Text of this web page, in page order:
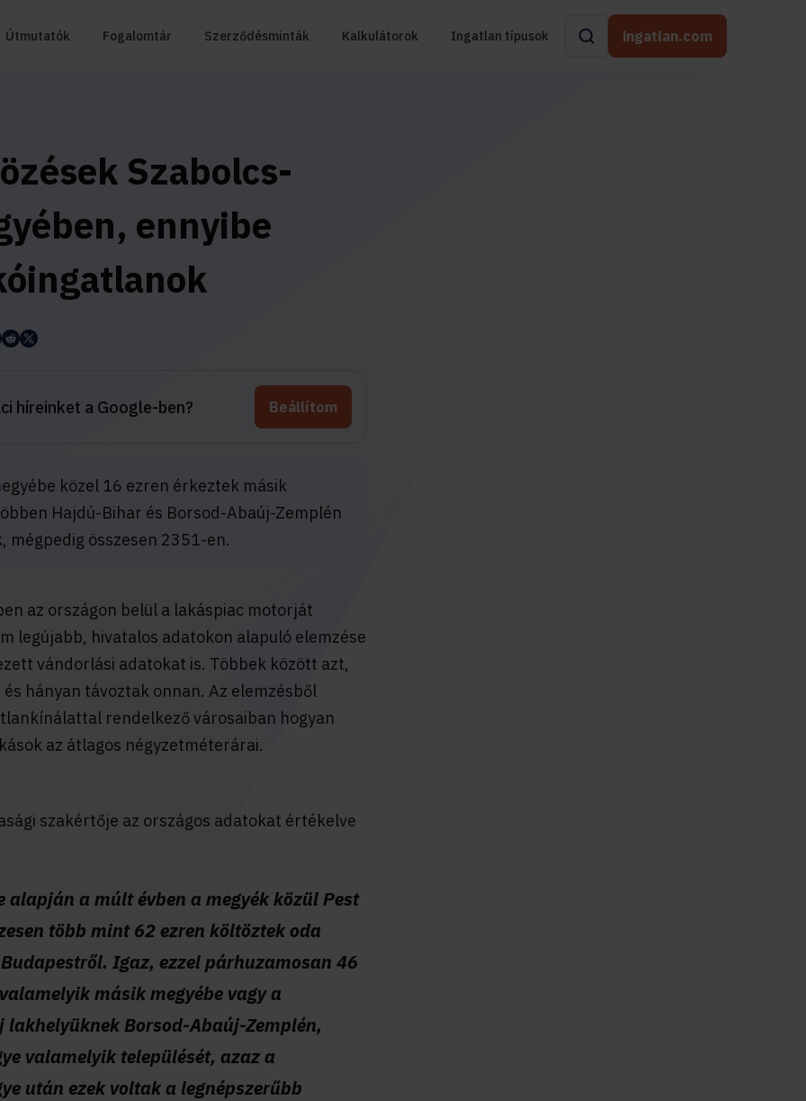
Útmutatók Fogalomtár Szerződésminták Kalkulátorok Ingatlan típusok ingatlan.com
Szabolcs-
ennyibe
híreinket a Google-ben? Beállítom
közel 16 ezren érkeztek másik
Hajdú-Bihar és Borsod-Abaúj-Zemplén
összesen 2351-en.
az országon belül a lakáspiac motorját
legújabb, hivatalos adatokon alapuló elemzése
vándorlási adatokat is. Többek között azt,
hányan távoztak onnan. Az elemzésből
rendelkező városaiban hogyan
az átlagos négyzetméterárai.
szakértője az országos adatokat értékelve
alapján a múlt évben a megyék közül Pest
több mint 62 ezren költöztek oda
Igaz, ezzel párhuzamosan 46
másik megyébe vagy a
Borsod-Abaúj-Zemplén,
valamelyik települését, azaz a
után ezek voltak a legnépszerűbb